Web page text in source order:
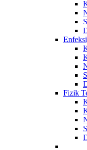
Fizik